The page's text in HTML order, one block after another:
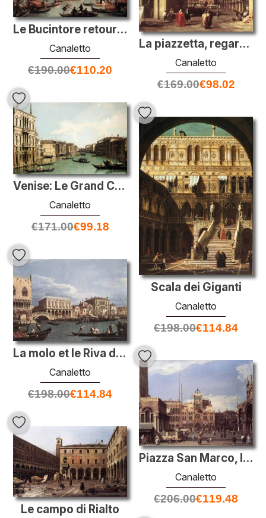
La piazzetta, regardant vers la tour de l'horloge
Canaletto
€169.00€98.02
Le Bucintore retourne à la molo le jour de l'ascension
Canaletto
€190.00€110.20
Venise: Le Grand Canal, à l'aspect nord-est de Palazzo Balbi au
Canaletto
€171.00€99.18
Scala dei Giganti
Canaletto
€198.00€114.84
La molo et le Riva degli Schiavoni du bassin de Saint-Marc
Canaletto
€198.00€114.84
Piazza San Marco, la Torre dell'Orologio
Canaletto
€206.00€119.48
Le campo di Rialto